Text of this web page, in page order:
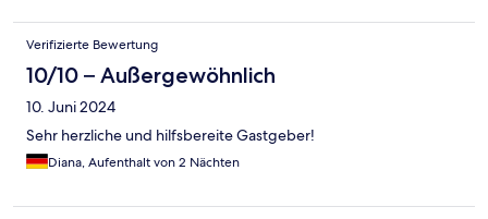
Verifizierte Bewertung
10/10 – Außergewöhnlich
10. Juni 2024
Sehr herzliche und hilfsbereite Gastgeber!
Diana, Aufenthalt von 2 Nächten